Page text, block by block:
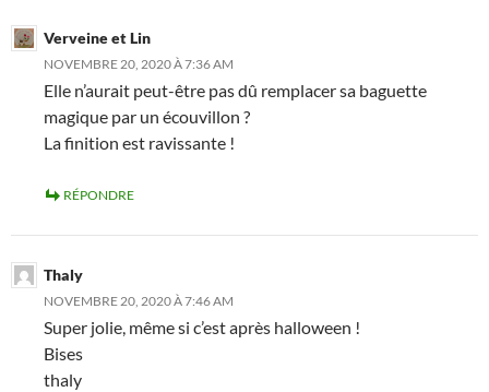
Verveine et Lin
NOVEMBRE 20, 2020 À 7:36 AM
Elle n’aurait peut-être pas dû remplacer sa baguette
magique par un écouvillon ?
La finition est ravissante !
RÉPONDRE
Thaly
NOVEMBRE 20, 2020 À 7:46 AM
Super jolie, même si c’est après halloween !
Bises
thaly